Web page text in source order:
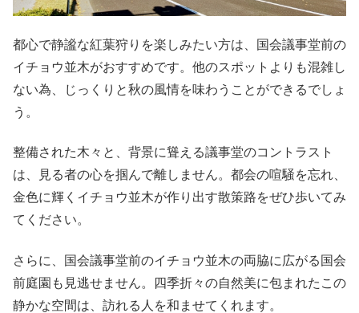
都心で静謐な紅葉狩りを楽しみたい方は、国会議事堂前の
イチョウ並木がおすすめです。他のスポットよりも混雑し
ない為、じっくりと秋の風情を味わうことができるでしょ
う。
整備された木々と、背景に聳える議事堂のコントラスト
は、見る者の心を掴んで離しません。都会の喧騒を忘れ、
金色に輝くイチョウ並木が作り出す散策路をぜひ歩いてみ
てください。
さらに、国会議事堂前のイチョウ並木の両脇に広がる国会
前庭園も見逃せません。四季折々の自然美に包まれたこの
静かな空間は、訪れる人を和ませてくれます。